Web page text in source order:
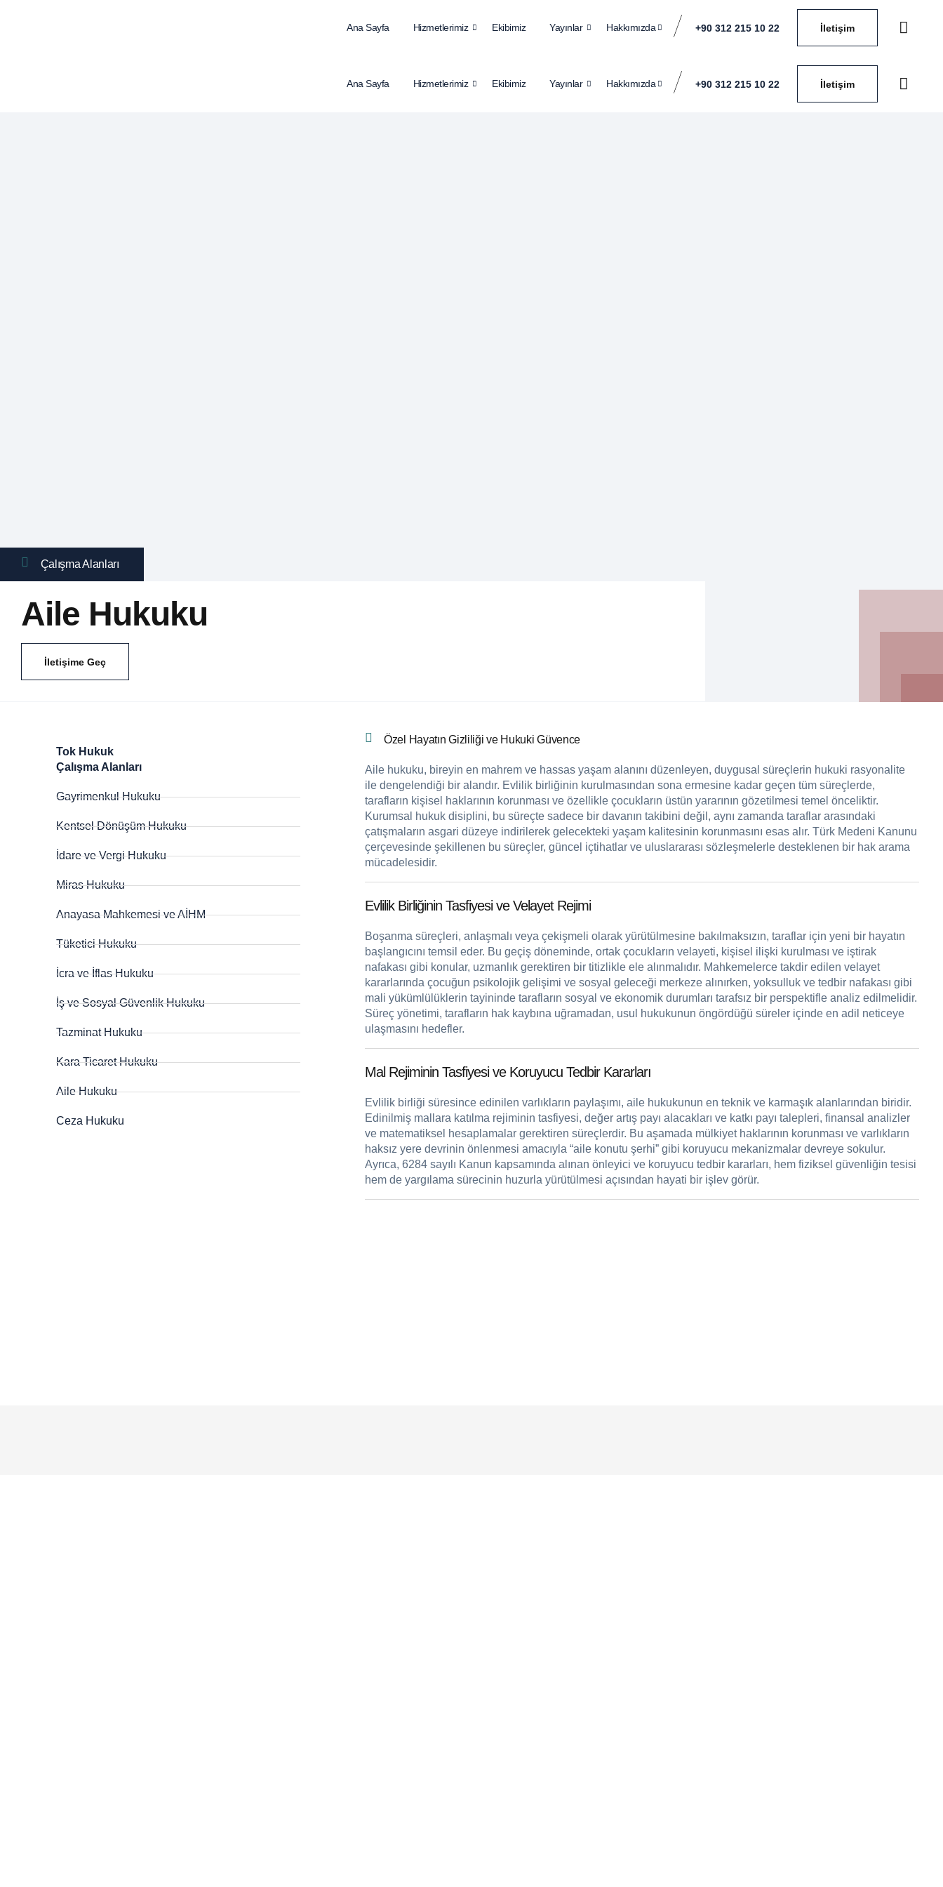
Ana Sayfa Hizmetlerimiz Ekibimiz Yayınlar Hakkımızda +90 312 215 10 22 İletişim
Ana Sayfa Hizmetlerimiz Ekibimiz Yayınlar Hakkımızda +90 312 215 10 22 İletişim
Çalışma Alanları
Aile Hukuku
İletişime Geç
Tok Hukuk
Çalışma Alanları
Gayrimenkul Hukuku
Kentsel Dönüşüm Hukuku
İdare ve Vergi Hukuku
Miras Hukuku
Anayasa Mahkemesi ve AİHM
Tüketici Hukuku
İcra ve İflas Hukuku
İş ve Sosyal Güvenlik Hukuku
Tazminat Hukuku
Kara Ticaret Hukuku
Aile Hukuku
Ceza Hukuku
Özel Hayatın Gizliliği ve Hukuki Güvence
Aile hukuku, bireyin en mahrem ve hassas yaşam alanını düzenleyen, duygusal süreçlerin hukuki rasyonalite
ile dengelendiği bir alandır. Evlilik birliğinin kurulmasından sona ermesine kadar geçen tüm süreçlerde,
tarafların kişisel haklarının korunması ve özellikle çocukların üstün yararının gözetilmesi temel önceliktir.
Kurumsal hukuk disiplini, bu süreçte sadece bir davanın takibini değil, aynı zamanda taraflar arasındaki
çatışmaların asgari düzeye indirilerek gelecekteki yaşam kalitesinin korunmasını esas alır. Türk Medeni Kanunu
çerçevesinde şekillenen bu süreçler, güncel içtihatlar ve uluslararası sözleşmelerle desteklenen bir hak arama
mücadelesidir.
Evlilik Birliğinin Tasfiyesi ve Velayet Rejimi
Boşanma süreçleri, anlaşmalı veya çekişmeli olarak yürütülmesine bakılmaksızın, taraflar için yeni bir hayatın
başlangıcını temsil eder. Bu geçiş döneminde, ortak çocukların velayeti, kişisel ilişki kurulması ve iştirak
nafakası gibi konular, uzmanlık gerektiren bir titizlikle ele alınmalıdır. Mahkemelerce takdir edilen velayet
kararlarında çocuğun psikolojik gelişimi ve sosyal geleceği merkeze alınırken, yoksulluk ve tedbir nafakası gibi
mali yükümlülüklerin tayininde tarafların sosyal ve ekonomik durumları tarafsız bir perspektifle analiz edilmelidir.
Süreç yönetimi, tarafların hak kaybına uğramadan, usul hukukunun öngördüğü süreler içinde en adil neticeye
ulaşmasını hedefler.
Mal Rejiminin Tasfiyesi ve Koruyucu Tedbir Kararları
Evlilik birliği süresince edinilen varlıkların paylaşımı, aile hukukunun en teknik ve karmaşık alanlarından biridir.
Edinilmiş mallara katılma rejiminin tasfiyesi, değer artış payı alacakları ve katkı payı talepleri, finansal analizler
ve matematiksel hesaplamalar gerektiren süreçlerdir. Bu aşamada mülkiyet haklarının korunması ve varlıkların
haksız yere devrinin önlenmesi amacıyla “aile konutu şerhi” gibi koruyucu mekanizmalar devreye sokulur.
Ayrıca, 6284 sayılı Kanun kapsamında alınan önleyici ve koruyucu tedbir kararları, hem fiziksel güvenliğin tesisi
hem de yargılama sürecinin huzurla yürütülmesi açısından hayati bir işlev görür.